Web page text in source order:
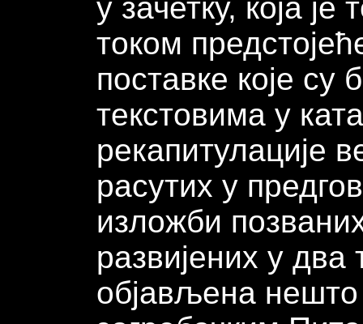
у зачетку, која
током
поставке које су
текстовима у
рекапитулације
расутих у
изложби
развијених у два
објављена нешто